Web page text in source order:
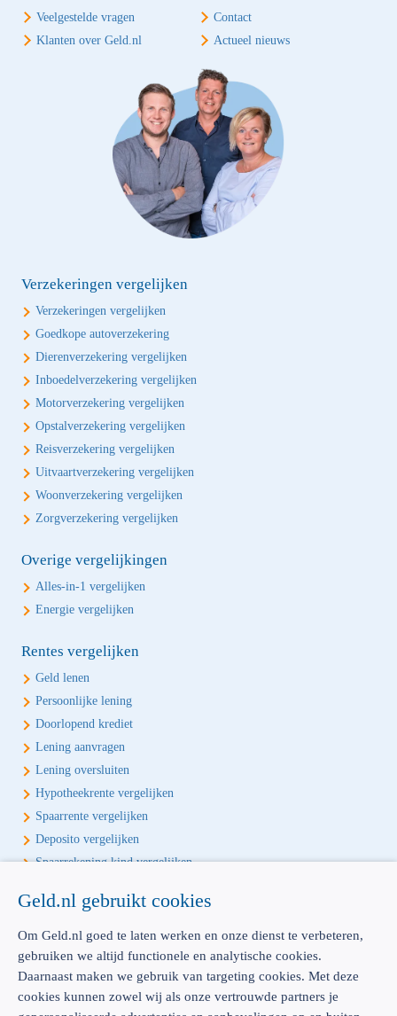
Veelgestelde vragen
Contact
Klanten over Geld.nl
Actueel nieuws
Verzekeringen vergelijken
Verzekeringen vergelijken
Goedkope autoverzekering
Dierenverzekering vergelijken
Inboedelverzekering vergelijken
Motorverzekering vergelijken
Opstalverzekering vergelijken
Reisverzekering vergelijken
Uitvaartverzekering vergelijken
Woonverzekering vergelijken
Zorgverzekering vergelijken
Overige vergelijkingen
Alles-in-1 vergelijken
Energie vergelijken
Rentes vergelijken
Geld lenen
Persoonlijke lening
Doorlopend krediet
Lening aanvragen
Lening oversluiten
Hypotheekrente vergelijken
Spaarrente vergelijken
Deposito vergelijken
Spaarrekening kind vergelijken
Écht onafhankelijk vergelijken
Geld.nl is de écht onafhankelijke vergelijker voor je verzekeringen en
bankproducten. Vergelijk, kies het beste product voor jou en betaal
geen euro te veel!
Geld.nl gebruikt cookies
Om Geld.nl goed te laten werken en onze dienst te verbeteren,
gebruiken we altijd functionele en analytische cookies.
Daarnaast maken we gebruik van targeting cookies. Met deze
cookies kunnen zowel wij als onze vertrouwde partners je